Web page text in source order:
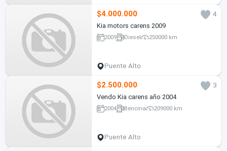
$4.000.000
4
Kia motors carens 2009
2009 Diesel 250000 km
Puente Alto
$2.500.000
3
Vendo Kia carens año 2004
2004 Bencina 209000 km
Puente Alto